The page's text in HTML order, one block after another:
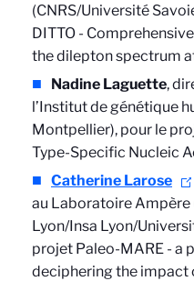
(CNRS/Université
DITTO -
the dilepton spectrum
Nadine Laguette,
l’Institut de génétique
Montpellier), pour le
Type-Specific Nucleic
Catherine Larose
au Laboratoire Ampère
Lyon/Insa Lyon/
projet Paleo-MARE - a
deciphering the impact